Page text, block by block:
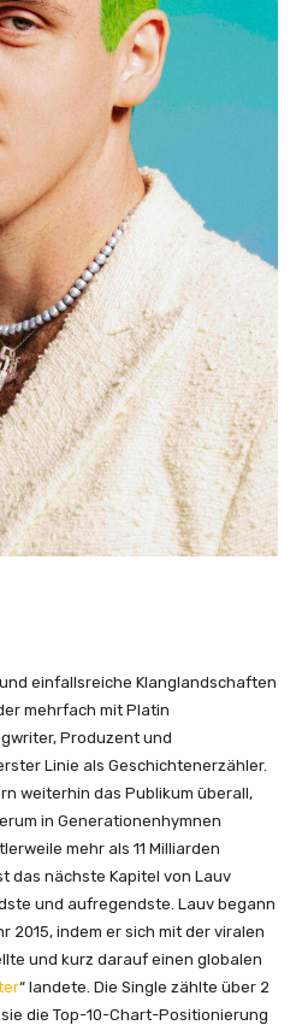
einfallsreiche Klanglandschaften
mehrfach mit Platin
Produzent und
Linie als Geschichtenerzähler.
weiterhin das Publikum überall,
in Generationenhymnen
mehr als 11 Milliarden
das nächste Kapitel von Lauv
und aufregendste. Lauv begann
2015, indem er sich mit der viralen
und kurz darauf einen globalen
“ landete. Die Single zählte über 2
die Top-10-Chart-Positionierung